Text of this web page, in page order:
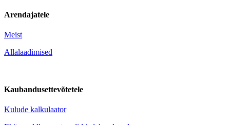
Arendajatele
Meist
Allalaadimised
Kaubandusettevõtetele
Kulude kalkulaator